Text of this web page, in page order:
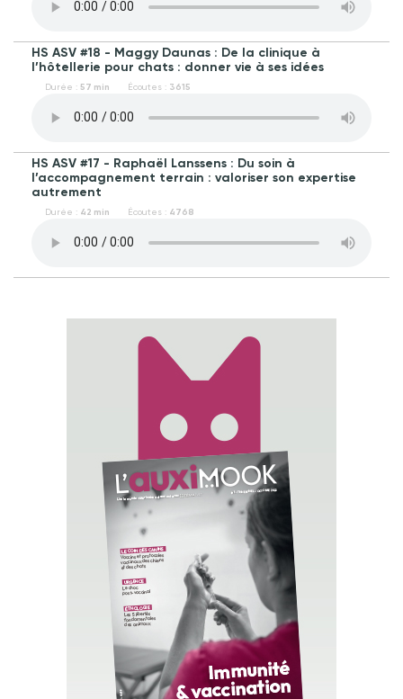
HS ASV #18 - Maggy Daunas : De la clinique à
l’hôtellerie pour chats : donner vie à ses idées
Durée : 57 min Écoutes : 3615
HS ASV #17 - Raphaël Lanssens : Du soin à
l’accompagnement terrain : valoriser son expertise
autrement
Durée : 42 min Écoutes : 4768